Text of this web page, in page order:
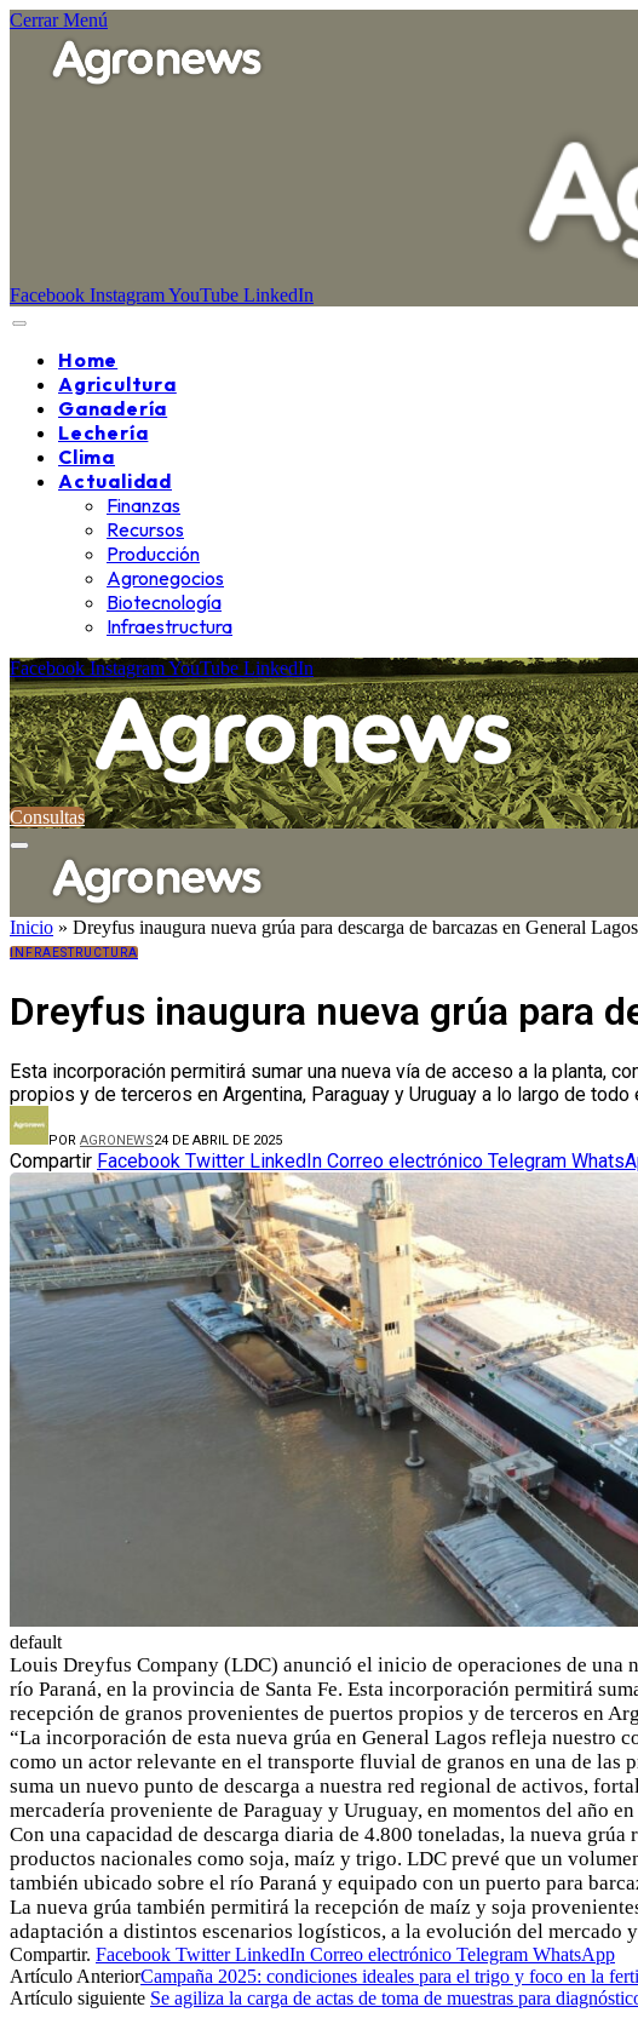
Cerrar Menú
Facebook InstagramYouTube LinkedIn
Home
Agricultura
Ganadería
Lechería
Clima
Actualidad
Finanzas
Recursos
Producción
Agronegocios
Biotecnología
Infraestructura
Facebook InstagramYouTube LinkedIn
Consultas
Inicio » Dreyfus inaugura nueva grúa para descarga de barcazas en General Lagos
INFRAESTRUCTURA
Dreyfus inaugura nueva grúa para
Esta incorporación permitirá sumar una nueva vía de acceso a la planta,
propios y de terceros en Argentina, Paraguay y Uruguay a lo largo de todo
POR AGRONEWS24 DE ABRIL DE 2025
Compartir Facebook Twitter LinkedIn Correo electrónico Telegram
default
Louis Dreyfus Company (LDC) anunció el inicio de operaciones de una
río Paraná, en la provincia de Santa Fe. Esta incorporación permitirá
recepción de granos provenientes de puertos propios y de terceros en
“La incorporación de esta nueva grúa en General Lagos refleja
como un actor relevante en el transporte fluvial de granos en una de
suma un nuevo punto de descarga a nuestra red regional de activos,
mercadería proveniente de Paraguay y Uruguay, en momentos del año
Con una capacidad de descarga diaria de 4.800 toneladas, la nueva
productos nacionales como soja, maíz y trigo. LDC prevé que un
también ubicado sobre el río Paraná y equipado con un puerto para
La nueva grúa también permitirá la recepción de maíz y soja
adaptación a distintos escenarios logísticos, a la evolución del
Compartir. Facebook Twitter LinkedIn Correo electrónico Telegram WhatsApp
Artículo AnteriorCampaña 2025: condiciones ideales para el trigo y foco en la
Artículo siguiente Se agiliza la carga de actas de toma de muestras para